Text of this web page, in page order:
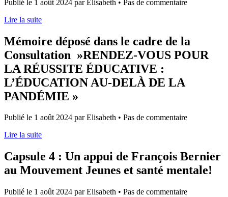
Publié le 1 août 2024 par Elisabeth • Pas de commentaire
Lire la suite
Mémoire déposé dans le cadre de la
Consultation »RENDEZ-VOUS POUR
LA RÉUSSITE ÉDUCATIVE :
L’ÉDUCATION AU-DELÀ DE LA
PANDÉMIE »
Publié le 1 août 2024 par Elisabeth • Pas de commentaire
Lire la suite
Capsule 4 : Un appui de François Bernier
au Mouvement Jeunes et santé mentale!
Publié le 1 août 2024 par Elisabeth • Pas de commentaire